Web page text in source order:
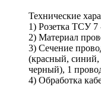
Технические
1) Розетка ТСУ
2) Материал
3) Сечение
(красный,
черный), 1
4) Обработка